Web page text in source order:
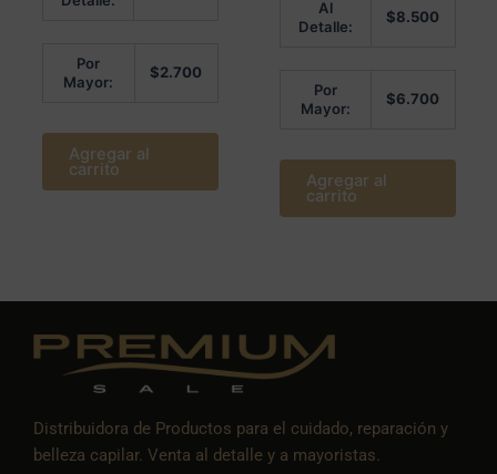
Por
Mayor:
$2.700
Agregar al
carrito
de 5
Al
Detalle:
$8.500
Por
Mayor:
$6.700
Agregar al
carrito
Distribuidora de Productos para el cuidado, reparación y
belleza capilar. Venta al detalle y a mayoristas.